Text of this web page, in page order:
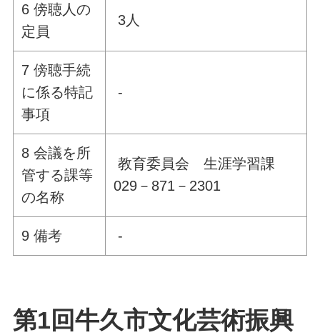
6 傍聴人の
定員
3人
7 傍聴手続
に係る特記
事項
-
8 会議を所
管する課等
の名称
教育委員会 生涯学習課
029－871－2301
9 備考 -
第1回牛久市文化芸術振興